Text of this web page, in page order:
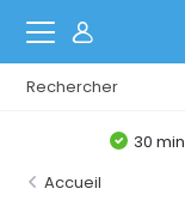
30
Accueil